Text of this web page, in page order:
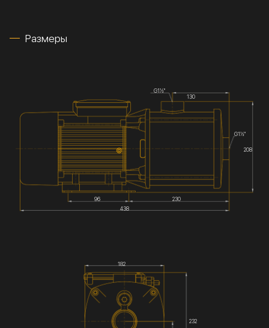
Размеры
G1½''
G1½''
130
208
96
230
438
182
232